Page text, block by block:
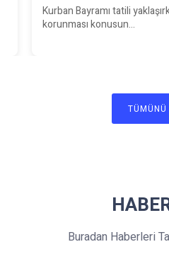
Kurban Bayramı tatili
korunması konusun...
TÜMÜNÜ
Buradan Haberleri